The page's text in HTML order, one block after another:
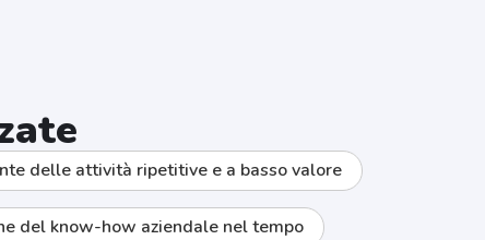
delle attività ripetitive e a basso valore
del know-how aziendale nel tempo